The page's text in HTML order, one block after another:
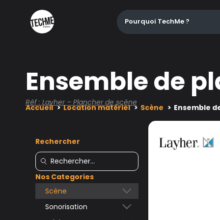
Pourquoi TechMe ?
Ensemble de
Réf : Layher – Plancher de scène
Accueil Location matériel Scène Ensemble
Rechercher
Nos Categories
Scène
Accessoires
Sonorisation